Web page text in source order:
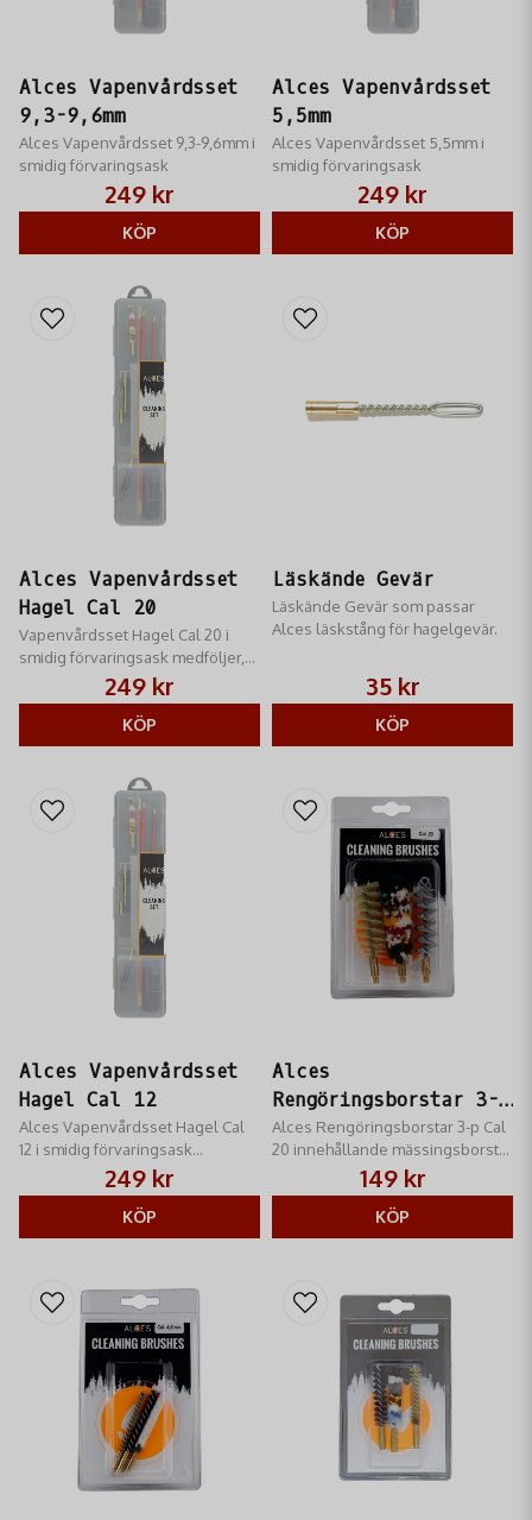
Alces Vapenvårdsset
9,3-9,6mm
Alces Vapenvårdsset 9,3-9,6mm i
smidig förvaringsask
249 kr
KÖP
Alces Vapenvårdsset
5,5mm
Alces Vapenvårdsset 5,5mm i
smidig förvaringsask
249 kr
KÖP
Alces Vapenvårdsset
Hagel Cal 20
Vapenvårdsset Hagel Cal 20 i
smidig förvaringsask medföljer,
lätt att ha med sig och håller
ordning på verktygen.
249 kr
KÖP
Läskände Gevär
Läskände Gevär som passar
Alces läskstång​ för hagelgevär.
35 kr
KÖP
Alces Vapenvårdsset
Hagel Cal 12
Alces Vapenvårdsset Hagel Cal
12 i smidig förvaringsask
medföljer, lätt att ha med sig och
håller ordning på verktygen.
249 kr
KÖP
Alces
Rengöringsborstar 3-p
Cal 20
Alces Rengöringsborstar 3-p Cal
20 innehållande mässingsborste,
nylonborste samt bomullsborste
149 kr
KÖP